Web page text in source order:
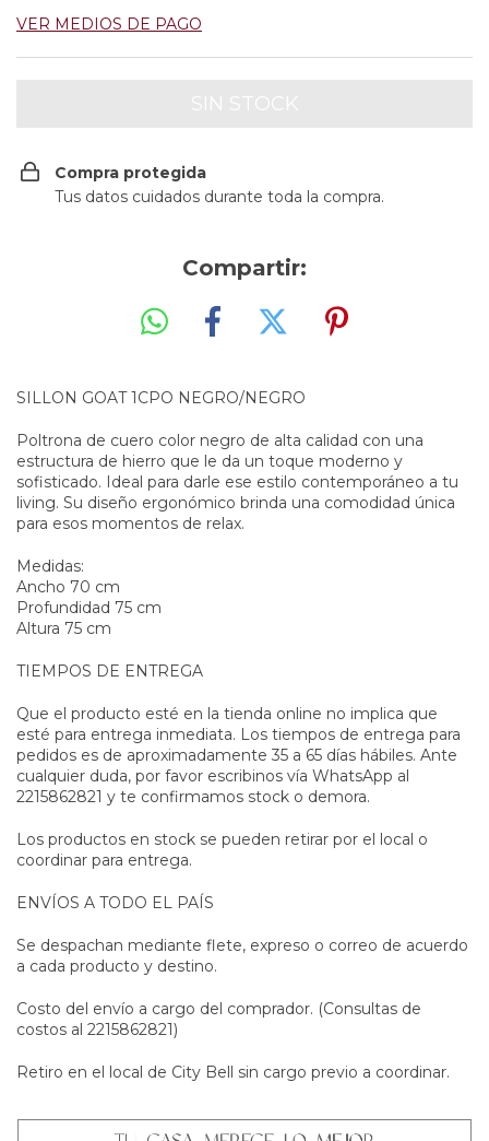
VER MEDIOS DE PAGO
Compra protegida
Tus datos cuidados durante toda la compra.
Compartir:
SILLON GOAT 1CPO NEGRO/NEGRO
Poltrona de cuero color negro de alta calidad con una
estructura de hierro que le da un toque moderno y
sofisticado. Ideal para darle ese estilo contemporáneo a tu
living. Su diseño ergonómico brinda una comodidad única
para esos momentos de relax.
Medidas:
Ancho 70 cm
Profundidad 75 cm
Altura 75 cm
TIEMPOS DE ENTREGA
Que el producto esté en la tienda online no implica que
esté para entrega inmediata. Los tiempos de entrega para
pedidos es de aproximadamente 35 a 65 días hábiles. Ante
cualquier duda, por favor escribinos vía WhatsApp al
2215862821 y te confirmamos stock o demora.
Los productos en stock se pueden retirar por el local o
coordinar para entrega.
ENVÍOS A TODO EL PAÍS
Se despachan mediante flete, expreso o correo de acuerdo
a cada producto y destino.
Costo del envío a cargo del comprador. (Consultas de
costos al 2215862821)
Retiro en el local de City Bell sin cargo previo a coordinar.